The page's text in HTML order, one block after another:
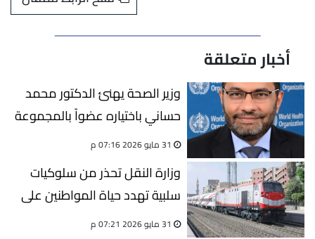
أخبار متعلقة
وزير الصحة يهنئ الدكتور محمد
حساني باختياره عضواً بالمجموعة
الاستشارية الاستراتيجية والتقنية
31 مايو 2026 07:16 م
وزارة النقل تحذر من سلوكيات
سلبية تهدد حياة المواطنين على
خطوط السكك الحديدية
31 مايو 2026 07:21 م